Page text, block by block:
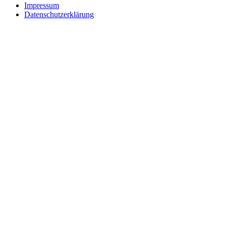
Impressum
Datenschutzerklärung